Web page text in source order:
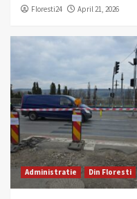
Floresti24 April 21, 2026
Administratie Din Floresti